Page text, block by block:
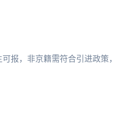
报，非京籍需符合引进政策，